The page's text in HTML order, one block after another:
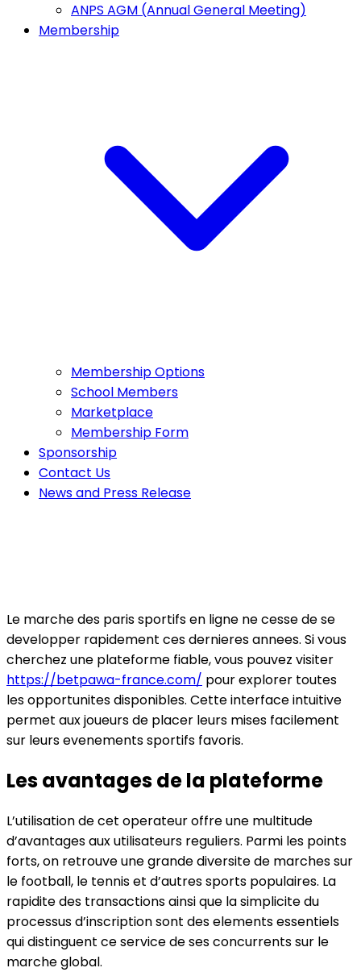
ANPS AGM (Annual General Meeting)
Membership
Membership Options
School Members
Marketplace
Membership Form
Sponsorship
Contact Us
News and Press Release
Le marche des paris sportifs en ligne ne cesse de se
developper rapidement ces dernieres annees. Si vous
cherchez une plateforme fiable, vous pouvez visiter
https://betpawa-france.com/ pour explorer toutes
les opportunites disponibles. Cette interface intuitive
permet aux joueurs de placer leurs mises facilement
sur leurs evenements sportifs favoris.
Les avantages de la plateforme
L’utilisation de cet operateur offre une multitude
d’avantages aux utilisateurs reguliers. Parmi les points
forts, on retrouve une grande diversite de marches sur
le football, le tennis et d’autres sports populaires. La
rapidite des transactions ainsi que la simplicite du
processus d’inscription sont des elements essentiels
qui distinguent ce service de ses concurrents sur le
marche global.